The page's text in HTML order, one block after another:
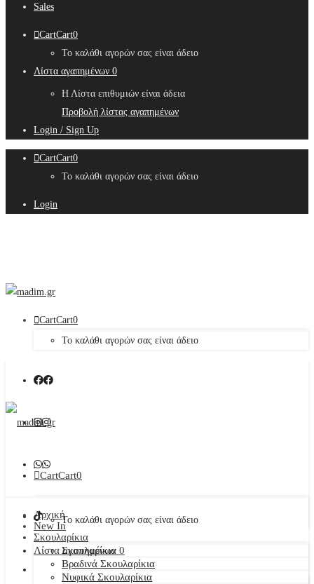
Sales
CartCart0
Το καλάθι αγορών σας είναι άδειο
Λίστα αγαπημένων 0
Η Λίστα επιθυμιών είναι άδεια
Προβολή λίστας αγαπημένων
Login / Sign Up
CartCart0
Το καλάθι αγορών σας είναι άδειο
Login
CartCart0
Το καλάθι αγορών σας είναι άδειο
CartCart0
Το καλάθι αγορών σας είναι άδειο
Λίστα αγαπημένων 0
Αρχική
New In
Σκουλαρίκια
Σκουλαρίκια
Βραδινά Σκουλαρίκια
Νυφικά Σκουλαρίκια